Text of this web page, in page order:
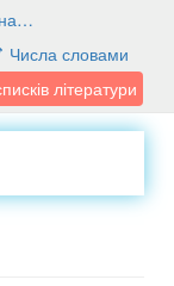
Числа словами
літератури